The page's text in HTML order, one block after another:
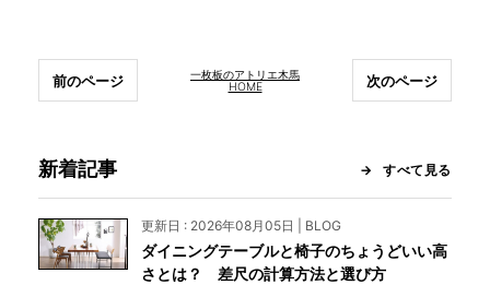
一枚板のアトリエ木馬
HOME
前のページ 次のページ
新着記事 すべて見る
更新日 : 2026年08月05日 | BLOG
ダイニングテーブルと椅子のちょうどいい高
さとは？ 差尺の計算方法と選び方